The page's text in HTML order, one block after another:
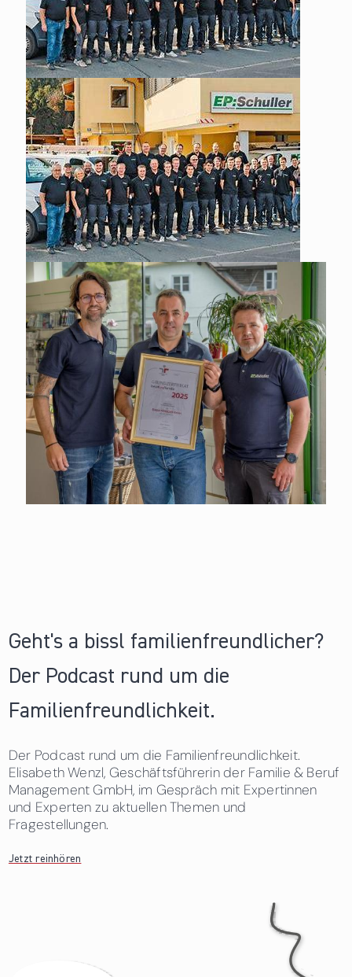
Geht's a bissl familienfreundlicher?
Der Podcast rund um die
Familienfreundlichkeit.
Der Podcast rund um die Familienfreundlichkeit.
Elisabeth Wenzl, Geschäftsführerin der Familie & Beruf
Management GmbH, im Gespräch mit Expertinnen
und Experten zu aktuellen Themen und
Fragestellungen.
Jetzt reinhören